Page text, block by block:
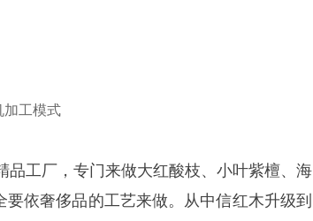
加工模式
工厂，专门来做大红酸枝、小叶紫檀、海
依奢侈品的工艺来做。从中信红木升级到